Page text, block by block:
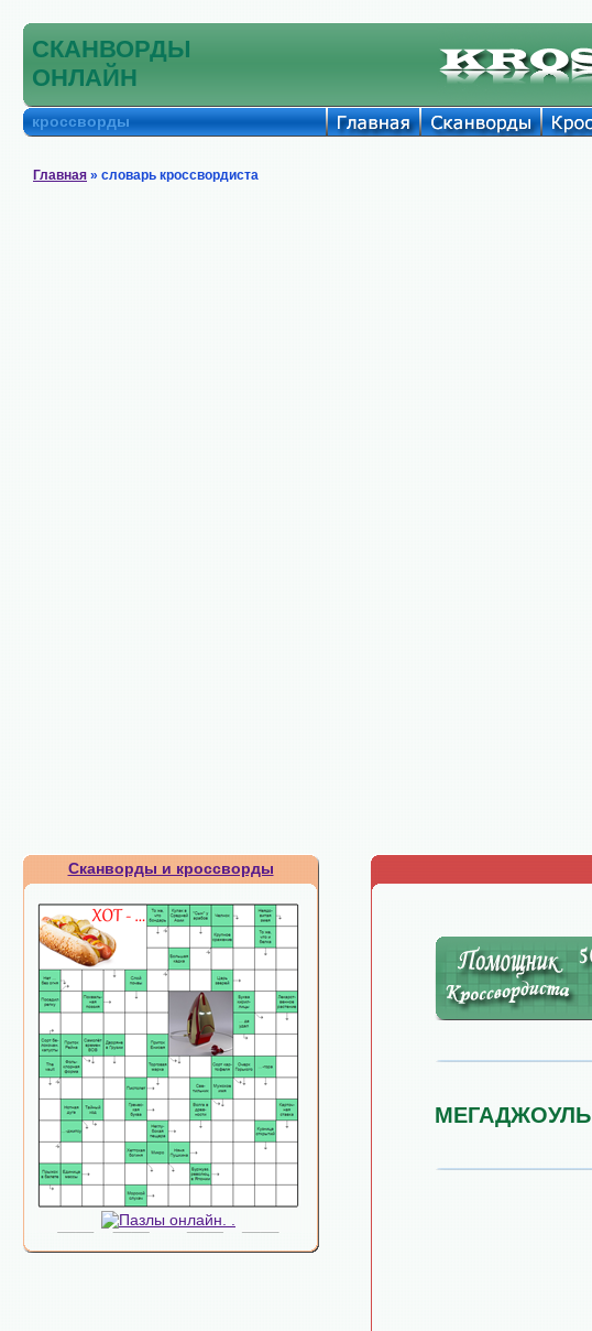
СКАНВОРДЫ
ОНЛАЙН
кроссворды
Главная » словарь кроссвордиста
Сканворды и кроссворды
МЕГАДЖОУЛЬ